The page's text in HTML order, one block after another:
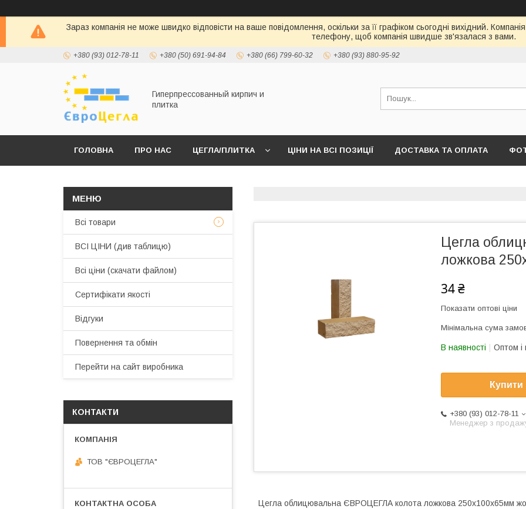
Зараз компанія не може швидко відповісти на ваше повідомлення, оскільки за її графіком сьогодні вихідний.
телефону, щоб компанія швидше зв'язалася з вами.
+380 (93) 012-78-11 +380 (50) 691-94-84 +380 (66) 799-60-32 +380 (93) 880-95-92
Гиперпрессованный кирпич и
плитка
ГОЛОВНА ПРО НАС ЦЕГЛА/ПЛИТКА ЦІНИ НА ВСІ ПОЗИЦІЇ ДОСТАВКА ТА ОПЛАТА
Цегла
ложкова
34 ₴
Показати оптові ціни
Мінімальна сума
В наявності Оптом і
Купити
+380 (93) 012-78-11
Менеджер з
Цегла облицювальна ЄВРОЦЕГЛА колота ложкова 250х100х65мм
Всі товари
ВСІ ЦІНИ (див таблицю)
Всі ціни (скачати файлом)
Сертифікати якості
Відгуки
Повернення та обмін
Перейти на сайт виробника
КОНТАКТИ
ТОВ "ЄВРОЦЕГЛА"